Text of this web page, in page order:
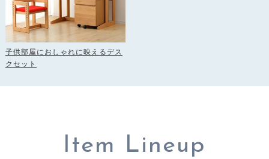
子供部屋におしゃれに映えるデス
クセット
Item Lineup